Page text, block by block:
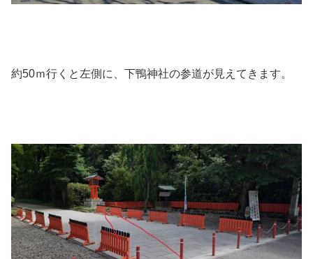
約50ｍ行くと左側に、下鴨神社の参道が見えてきます。